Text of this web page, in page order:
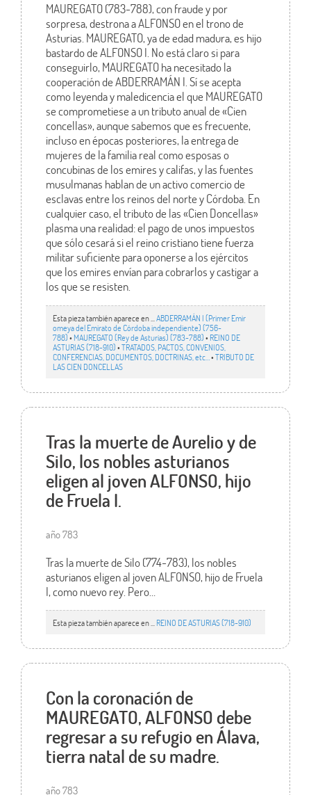
MAUREGATO (783-788), con fraude y por
sorpresa, destrona a ALFONSO en el trono de
Asturias. MAUREGATO, ya de edad madura, es hijo
bastardo de ALFONSO I. No está claro si para
conseguirlo, MAUREGATO ha necesitado la
cooperación de ABDERRAMÁN I. Sí se acepta
como leyenda y maledicencia el que MAUREGATO
se comprometiese a un tributo anual de «Cien
concellas», aunque sabemos que es frecuente,
incluso en épocas posteriores, la entrega de
mujeres de la familia real como esposas o
concubinas de los emires y califas, y las fuentes
musulmanas hablan de un activo comercio de
esclavas entre los reinos del norte y Córdoba. En
cualquier caso, el tributo de las «Cien Doncellas»
plasma una realidad: el pago de unos impuestos
que sólo cesará si el reino cristiano tiene fuerza
militar suficiente para oponerse a los ejércitos
que los emires envían para cobrarlos y castigar a
los que se resisten.
Esta pieza también aparece en ... ABDERRAMÁN I (Primer Emir
omeya del Emirato de Córdoba independiente) (756-
788)• MAUREGATO (Rey de Asturias) (783-788)• REINO DE
ASTURIAS (718-910)•TRATADOS, PACTOS, CONVENIOS,
CONFERENCIAS, DOCUMENTOS, DOCTRINAS, etc… •TRIBUTO DE
LAS CIEN DONCELLAS
Tras la muerte de Aurelio y de
Silo, los nobles asturianos
eligen al joven ALFONSO, hijo
de Fruela I.
año 783
Tras la muerte de Silo (774-783), los nobles
asturianos eligen al joven ALFONSO, hijo de Fruela
I, como nuevo rey. Pero…
Esta pieza también aparece en ... REINO DE ASTURIAS (718-910)
Con la coronación de
MAUREGATO, ALFONSO debe
regresar a su refugio en Álava,
tierra natal de su madre.
año 783